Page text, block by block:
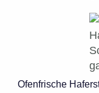
Ofenfrische